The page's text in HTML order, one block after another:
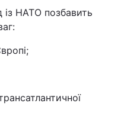
НАТО позбавить